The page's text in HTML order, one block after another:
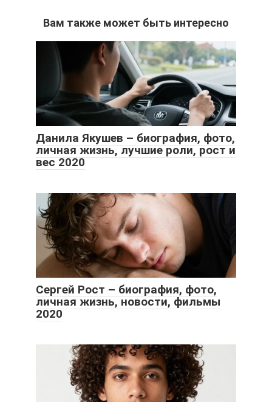
Вам также может быть интересно
Данила Якушев – биография, фото,
личная жизнь, лучшие роли, рост и
вес 2020
Сергей Рост – биография, фото,
личная жизнь, новости, фильмы
2020